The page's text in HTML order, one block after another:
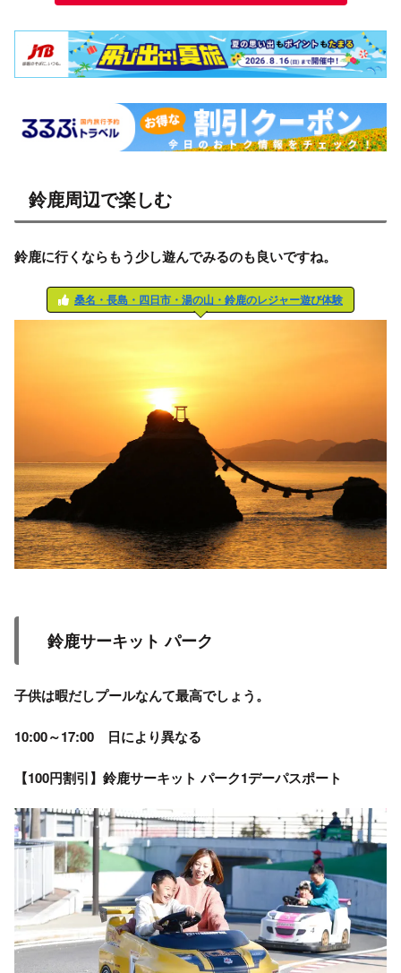
鈴鹿周辺で楽しむ
鈴鹿に行くならもう少し遊んでみるのも良いですね。
桑名・長島・四日市・湯の山・鈴鹿のレジャー遊び体験
鈴鹿サーキット パーク
子供は暇だしプールなんて最高でしょう。
10:00～17:00 日により異なる
【100円割引】鈴鹿サーキット パーク1デーパスポート